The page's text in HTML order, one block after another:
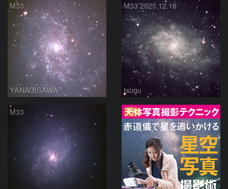
M33
YANAGISAWA
M33 2025.12.16
tsugu
M33 PR